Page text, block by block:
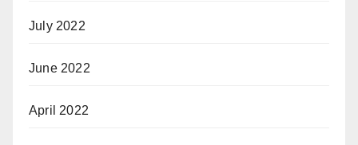
July 2022
June 2022
April 2022